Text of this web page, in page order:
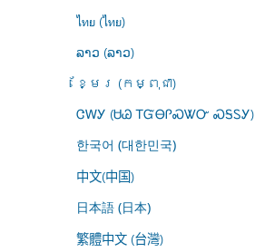
ไทย (ไทย)
ລາວ (ລາວ)
ខ្មែរ (កម្ពុជា)
ᏣᎳᎩ (ᏌᏊ ᎢᏳᎾᎵᏍᏔᏅ ᏍᎦᏚᎩ)
한국어 (대한민국)
中文(中国)
日本語 (日本)
繁體中文 (台灣)